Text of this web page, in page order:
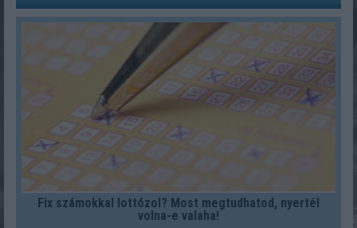
Fix számokkal lottózol? Most megtudhatod, nyertél
volna-e valaha!